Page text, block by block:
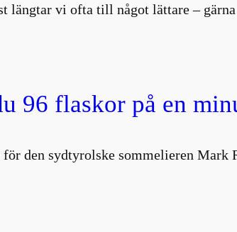
längtar vi ofta till något lättare –
96 flaskor på en
den sydtyrolske sommelieren Mark